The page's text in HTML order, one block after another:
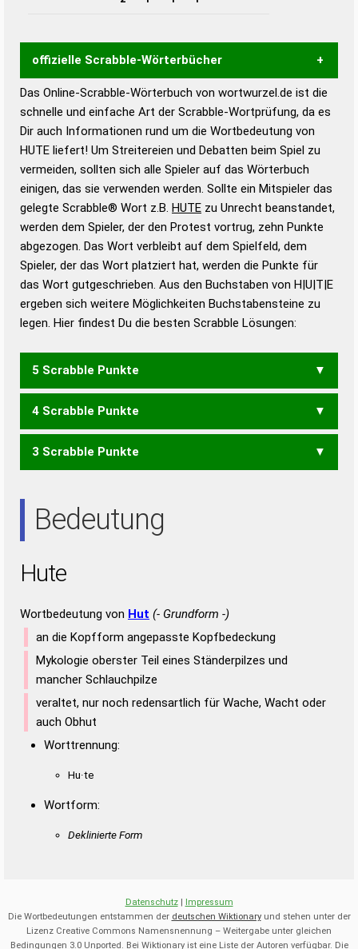
offizielle Scrabble-Wörterbücher
Wortwurzel liefert mit Hilfe eines semantischen
Wortanalyse-Algorithmus gute Anhaltspunkte zu
Wortbedeutung, Worttrennung und Wortform, um die
Gültigkeit eines Wortes für das Scrabble-Spiel zu
bestimmen!
zugelassene Turnier Scrabble-
Wörterbücher sind:
Duden – Standardwerk in 12 Bänden
Duden – Richtiges und gutes
Deutsch
Duden – Die deutsche Grammatik
Duden – Deutsches
Universalwörterbuch
Das Online-Scrabble-Wörterbuch von wortwurzel.de ist die
schnelle und einfache Art der Scrabble-Wortprüfung, da es
Dir auch Informationen rund um die Wortbedeutung von
HUTE liefert! Um Streitereien und Debatten beim Spiel zu
vermeiden, sollten sich alle Spieler auf das Wörterbuch
einigen, das sie verwenden werden. Sollte ein Mitspieler das
gelegte Scrabble® Wort z.B. HUTE zu Unrecht beanstandet,
werden dem Spieler, der den Protest vortrug, zehn Punkte
abgezogen. Das Wort verbleibt auf dem Spielfeld, dem
Spieler, der das Wort platziert hat, werden die Punkte für
das Wort gutgeschrieben. Aus den Buchstaben von H|U|T|E
ergeben sich weitere Möglichkeiten Buchstabensteine zu
legen. Hier findest Du die besten Scrabble Lösungen:
5 Scrabble Punkte
HEUT
4 Scrabble Punkte
HEU
3 Scrabble Punkte
Bedeutung
Hute
Wortbedeutung von Hut (- Grundform -)
an die Kopfform angepasste Kopfbedeckung
Mykologie oberster Teil eines Ständerpilzes und
mancher Schlauchpilze
veraltet, nur noch redensartlich für Wache, Wacht oder
auch Obhut
Worttrennung:
Hu·te
Wortform:
Deklinierte Form
Datenschutz| Impressum
Die Wortbedeutungen entstammen der deutschen Wiktionaryund stehen unter der
Lizenz Creative Commons Namensnennung – Weitergabe unter gleichen
Bedingungen 3.0 Unported. Bei Wiktionary ist eine Liste der Autoren verfügbar. Die